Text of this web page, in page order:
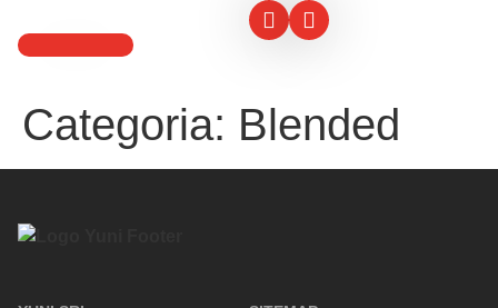
Categoria: Blended